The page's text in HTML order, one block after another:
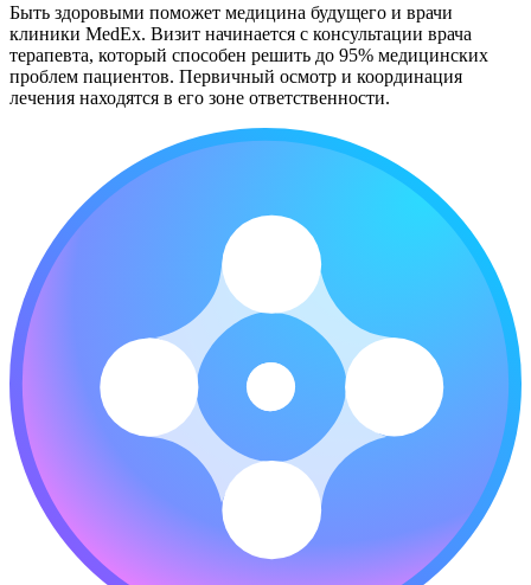
Быть здоровыми поможет медицина будущего и врачи
клиники MedEx. Визит начинается с консультации врача
терапевта, который способен решить до 95% медицинских
проблем пациентов. Первичный осмотр и координация
лечения находятся в его зоне ответственности.